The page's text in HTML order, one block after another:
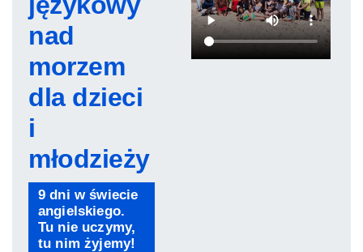
nad
morzem
dla dzieci
i
młodzieży
9 dni w świecie
angielskiego.
Tu nie uczymy,
tu nim żyjemy!